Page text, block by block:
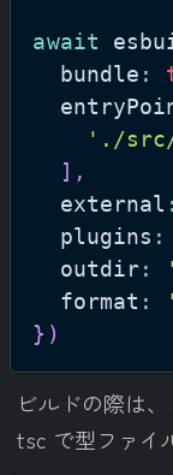
await
  bundle
:
'./
] ,
  external
:
  plugins
:
  outdir
:
  format
:
} )
ビルドの際は
tsc で型ファイ